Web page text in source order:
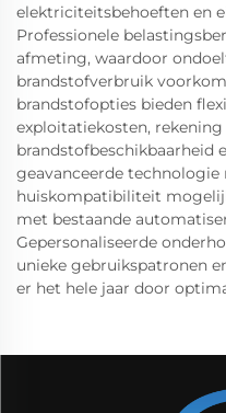
elektriciteitsbehoeften en
Professionele
afmeting, waardoor
brandstofverbruik
brandstofopties bieden
exploitatiekosten,
brandstofbeschikbaarheid
geavanceerde
huiskompatibiliteit
met bestaande
Gepersonaliseerde
unieke gebruikspatronen
er het hele jaar door